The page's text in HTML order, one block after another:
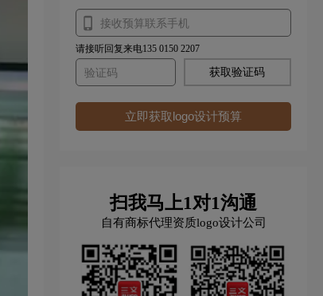
请接听回复来电135 0150 2207
获取验证码
立即获取logo设计预算
扫我马上1对1沟通
自有商标代理资质logo设计公司